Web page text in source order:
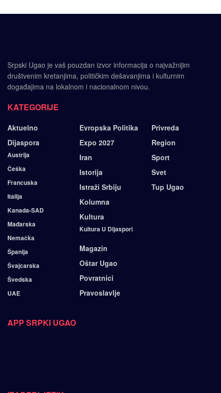
Srpski Ugao je vaš pouzdan izvor informacija o najvažnijim
društvenim kretanjima, političkim dešavanjima i kulturnim
događajima na lokalnom i nacionalnom nivou.
KATEGORIJE
Aktuelno
Dijaspora
Austrija
Češka
Francuska
Italija
Kanada-SAD
Mađarska
Nemačka
Španija
Švajcarska
Švedska
UAE
Evropska Politika
Expo 2027
Iran
Istorija
Istraži Srbiju
Kolumna
Kultura
Kultura U Dijaspori
Magazin
Oštar Ugao
Povratnici
Pravoslavlje
Privreda
Region
Sport
Svet
Tup Ugao
APP SRPKI UGAO